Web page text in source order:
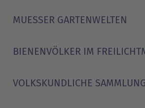
MUESSER GARTENWELTEN
BIENENVÖLKER IM
VOLKSKUNDLICHE